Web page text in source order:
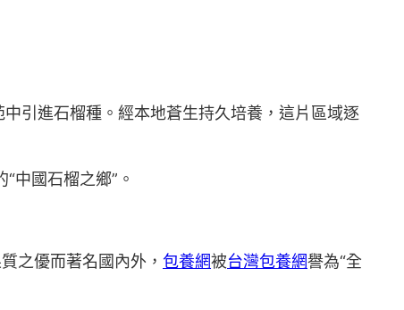
引進石榴種。經本地蒼生持久培養，這片區域逐
中國石榴之鄉”。
之優而著名國內外， 包養網被台灣包養網譽為“全